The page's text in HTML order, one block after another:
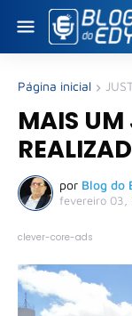
Página inicial
MAIS UM
por Blog do
fevereiro 03,
clever-core-ads